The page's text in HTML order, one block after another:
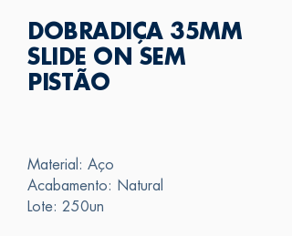
DOBRADIÇA 35MM
SLIDE ON SEM
PISTÃO
Material: Aço
Acabamento: Natural
Lote: 250un